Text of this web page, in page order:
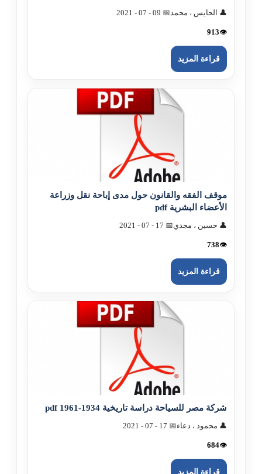
👤 الحايس ، محمد 📅 09 - 07 - 2021
👁️
913
قراءة المزيد
موقف الفقه والقانون حول مدى إباحة نقل وزراعة
الأعضاء البشرية pdf
👤 حسين ، مجدي📅 17 - 07 - 2021
👁️
738
قراءة المزيد
شرکة مصر للسياحة دراسة تاريخية 1934-1961 pdf
👤 محمود ، دعاء📅 17 - 07 - 2021
👁️
684
قراءة المزيد